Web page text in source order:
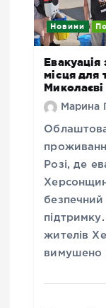
Новини
місця для
Марина
Розі, де
безпечний
жителів
вимушено